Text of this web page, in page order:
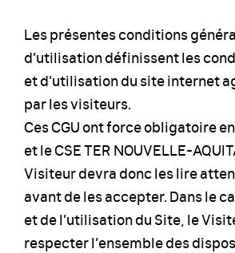
Les présentes conditions
d’utilisation définissent les
et d’utilisation du site internet
par les visiteurs.
Ces CGU ont force obligatoire
et le CSE TER NOUVELLE-
Visiteur devra donc les lire
avant de les accepter. Dans le
et de l’utilisation du Site, le
respecter l’ensemble des